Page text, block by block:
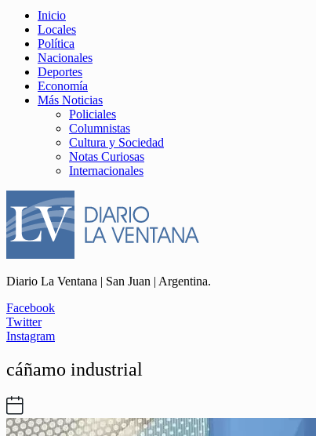
Inicio
Locales
Política
Nacionales
Deportes
Economía
Más Noticias
Policiales
Columnistas
Cultura y Sociedad
Notas Curiosas
Internacionales
Diario La Ventana | San Juan | Argentina.
Facebook
Twitter
Instagram
cáñamo industrial